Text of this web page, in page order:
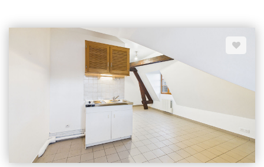
bains et des WC indépendants. À l'extérieur, vous profiterez
d'un terrain clos de 592 m², d'un garage attenant, d'une terrasse
idéale pour les beaux jours, ainsi que d'une petite dépendance à
accessibles à pied, parfait pour une vie de famille pratique au